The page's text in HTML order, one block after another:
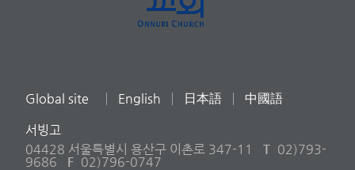
Global site English 日本語 中國語
서빙고
04428 서울특별시 용산구 이촌로 347-11
T 02)793-
9686
F 02)796-0747